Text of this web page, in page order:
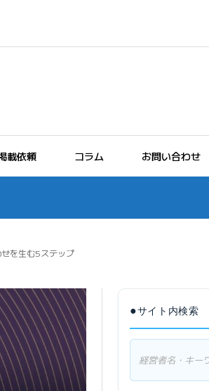
載依頼 コラム お問い合わせ
を生む5ステップ
●サイト内検索